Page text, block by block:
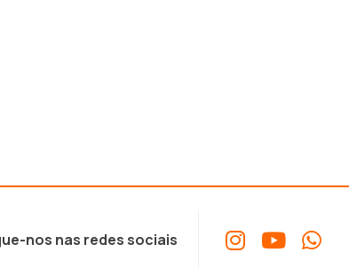
nos nas redes sociais